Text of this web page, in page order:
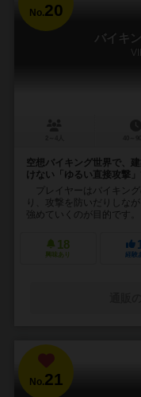
No.20
バイキ
空想バイキング世界で、
けない「ゆるい直接攻撃
プレイヤーはバイキン
り、攻撃を防いだりしな
強めていくのが目的です
18
興味あり 経験
No.21